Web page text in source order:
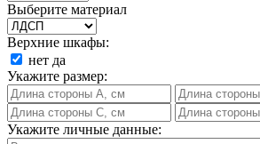
Выберите материал
Верхние шкафы:
нет да
Укажите размер:
Укажите личные данные: